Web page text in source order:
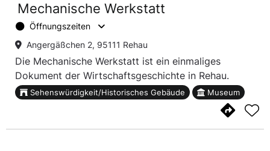
Mechanische Werkstatt
Öffnungszeiten
Angergäßchen 2, 95111 Rehau
Die Mechanische Werkstatt ist ein einmaliges
Dokument der Wirtschaftsgeschichte in Rehau.
Sehenswürdigkeit/Historisches Gebäude Museum